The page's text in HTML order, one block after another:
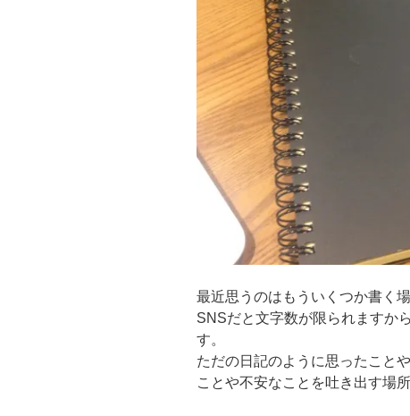
最近思うのはもういくつか書く
SNSだと文字数が限られますか
す。
ただの日記のように思ったこと
ことや不安なことを吐き出す場所